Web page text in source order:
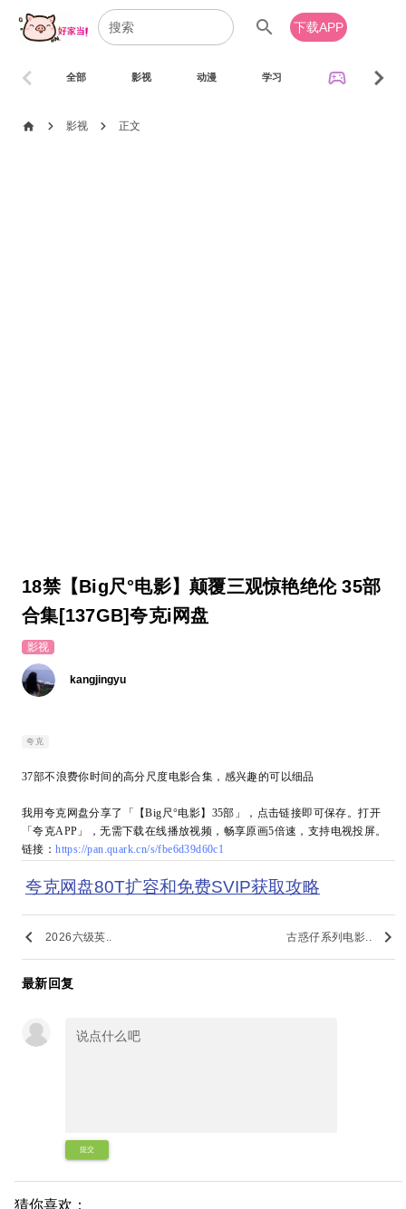
search 下载APP
全部 影视 动漫 学习 sports_esports
chevron_left chevron_right
home chevron_right 影视 chevron_right 正文
18禁【Big尺°电影】颠覆三观惊艳绝伦 35部
合集[137GB]夸克i网盘
影视
kangjingyu
夸克
37部不浪费你时间的高分尺度电影合集，感兴趣的可以细品
我用夸克网盘分享了「【Big尺°电影】35部」，点击链接即可保存。打开
「夸克APP」，无需下载在线播放视频，畅享原画5倍速，支持电视投屏。
链接：https://pan.quark.cn/s/fbe6d39d60c1
夸克网盘80T扩容和免费SVIP获取攻略
keyboard_arrow_left 2026六级英.. 古惑仔系列电影.. keyboard_arrow_right
最新回复
提交
猜你喜欢：